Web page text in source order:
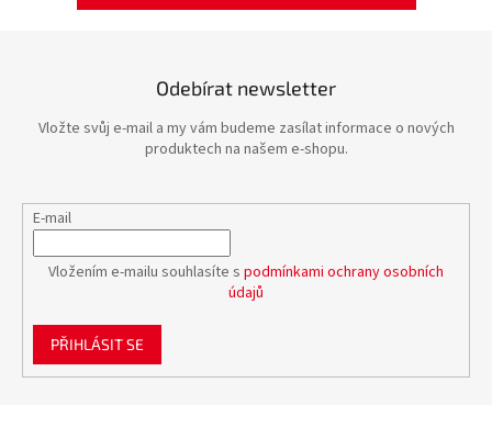
Odebírat newsletter
Vložte svůj e-mail a my vám budeme zasílat informace o nových
produktech na našem e-shopu.
E-mail
Vložením e-mailu souhlasíte s podmínkami ochrany osobních
údajů
PŘIHLÁSIT SE